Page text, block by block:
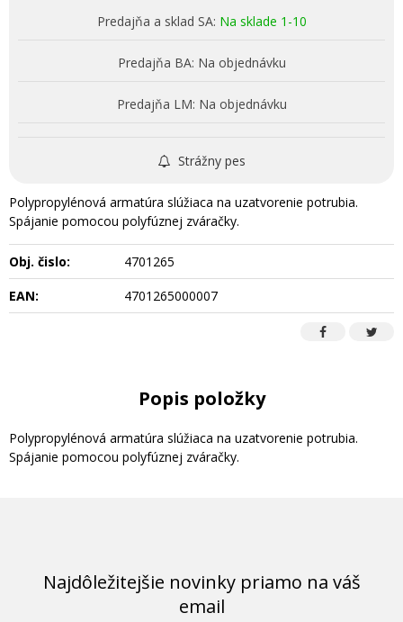
Predajňa a sklad SA: Na sklade 1-10
Predajňa BA: Na objednávku
Predajňa LM: Na objednávku
Strážny pes
Polypropylénová armatúra slúžiaca na uzatvorenie potrubia.
Spájanie pomocou polyfúznej zváračky.
Obj. čislo:
4701265
EAN:
4701265000007
Popis položky
Polypropylénová armatúra slúžiaca na uzatvorenie potrubia.
Spájanie pomocou polyfúznej zváračky.
Najdôležitejšie novinky priamo na váš
email